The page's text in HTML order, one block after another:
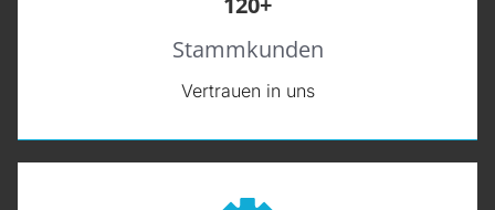
START
LEISTUNGEN
Stammkunden
Vertrauen in uns